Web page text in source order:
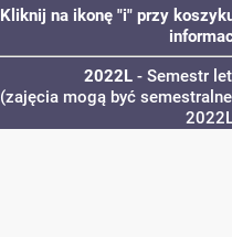
Kliknij na ikonę "i" przy
2022L - Semestr
(zajęcia mogą być